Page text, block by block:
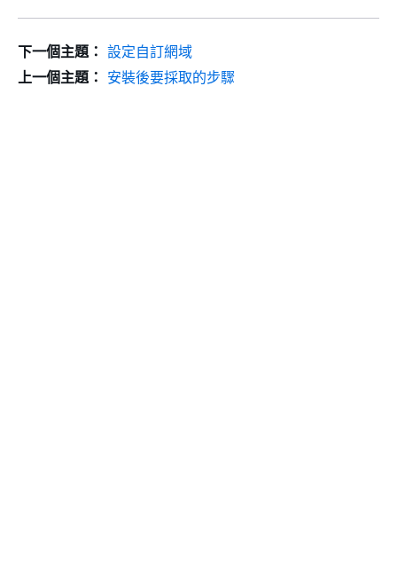
下一個主題： 設定自訂網域
上一個主題： 安裝後要採取的步驟